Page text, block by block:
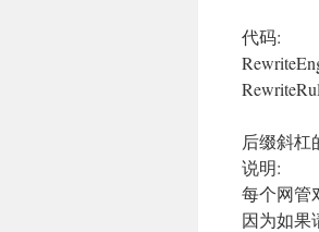
代码:
后缀斜杠
说明:
每个网管
因为如果